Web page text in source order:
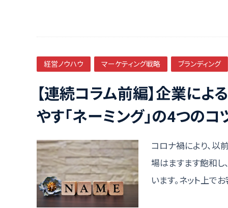
経営ノウハウ マーケティング戦略 ブランディング
【連続コラム前編】企業に
やす「ネーミング」の4つのコ
コロナ禍により、以
場はますます飽和し
います。ネット上で